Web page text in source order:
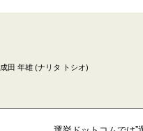
成田 年雄 (ナリタ トシオ)